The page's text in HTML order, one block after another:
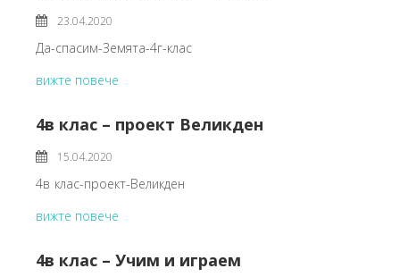
23.04.2020
Да-спасим-Земята-4г-клас
вижте повече
4в клас – проект Великден
15.04.2020
4в клас-проект-Великден
вижте повече
4в клас – Учим и играем